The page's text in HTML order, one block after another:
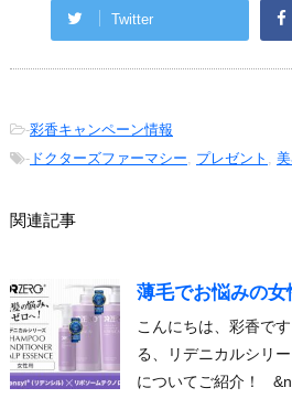
Twitter
-彩香キャンペーン情報
- ドクターズファーマシー プレゼント
関連記事
薄毛でお悩みの
こんにちは、彩香で
る、リデニカルシリ
についてご紹介！